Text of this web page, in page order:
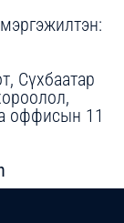
Сүхбаатар
оффисын 11